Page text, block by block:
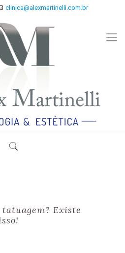
clinica@alexmartinelli.com.br
Existe